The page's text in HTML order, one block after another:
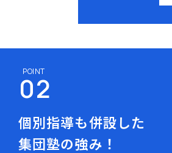
個別指導も併設した
集団塾の強み！